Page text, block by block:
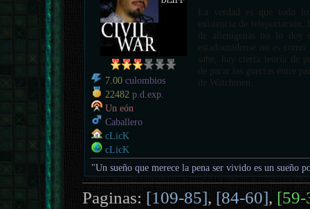
7.00 culombios
22482 p.d.exp.
Un eón
Caballero
cLicK
cLicK
La verdad es que todo
existencia de teleportación,
de alienígenas no lo doy
estadounidense no es
sabe, hay cierta teoría de
de parar las guerras entre
de Watchmen.
"Un sueño que merece la pena ser vivido es un sueño
Paginas: [109-85], [84-60], [59-